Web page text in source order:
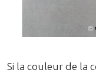
Si la couleur de la